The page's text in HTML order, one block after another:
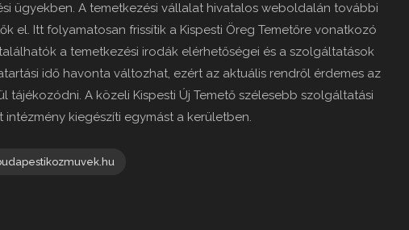
ügyekben. A temetkezési vállalat hivatalos weboldalán további
el. Itt folyamatosan frissítik a Kispesti Öreg Temetőre vonatkozó
a temetkezési irodák elérhetőségei és a szolgáltatások
idő havonta változhat, ezért az aktuális rendről érdemes az
tájékozódni. A közeli Kispesti Új Temető szélesebb szolgáltatási
intézmény kiegészíti egymást a kerületben.